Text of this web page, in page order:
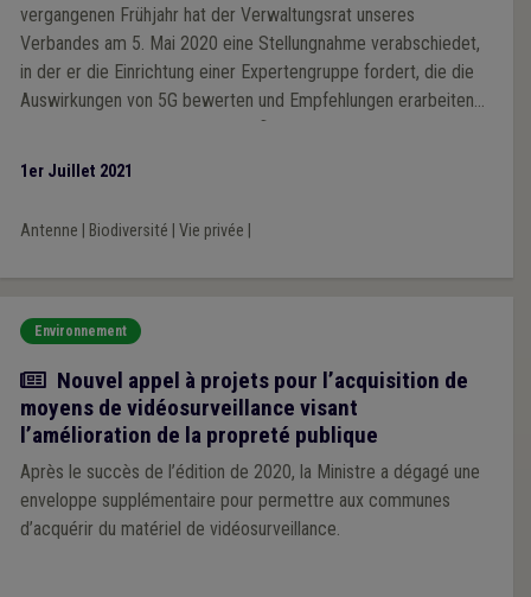
vergangenen Frühjahr hat der Verwaltungsrat unseres
Verbandes am 5. Mai 2020 eine Stellungnahme verabschiedet,
in der er die Einrichtung einer Expertengruppe fordert, die die
Auswirkungen von 5G bewerten und Empfehlungen erarbeiten
1er Juillet 2021
Antenne Biodiversité Vie privée
Environnement
Actualité
Nouvel appel à projets pour l’acquisition de
moyens de vidéosurveillance visant
l’amélioration de la propreté publique
Après le succès de l’édition de 2020, la Ministre a dégagé une
enveloppe supplémentaire pour permettre aux communes
d’acquérir du matériel de vidéosurveillance.